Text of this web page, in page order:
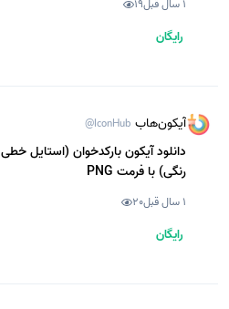
1 سال قبل 19
رایگان
آیکون‌هاب @IconHub
دانلود آیکون بارکدخوان (استایل خطی
رنگی) با فرمت PNG
1 سال قبل 20
رایگان